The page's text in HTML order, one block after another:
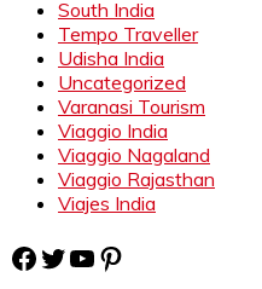
South India
Tempo Traveller
Udisha India
Uncategorized
Varanasi Tourism
Viaggio India
Viaggio Nagaland
Viaggio Rajasthan
Viajes India
Facebook
Twitter
YouTube
Pinterest